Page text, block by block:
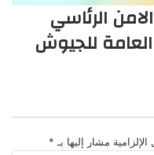
الرئاسي
العامة للجيوش
مشار إليها بـ *